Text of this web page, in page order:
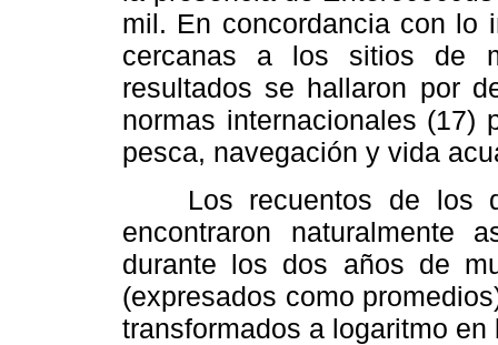
mil. En concordancia con lo
cercanas a los sitios de
resultados se hallaron por
normas internacionales (17)
pesca, navegación y vida
Los recuentos de los
encontraron naturalmente
durante los dos años de
(expresados como
transformados a logaritmo en